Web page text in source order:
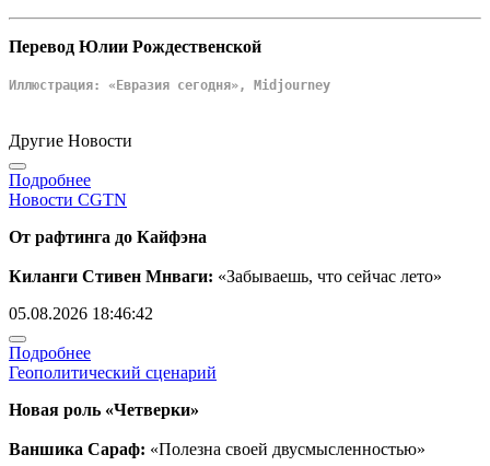
Перевод Юлии Рождественской
Иллюстрация: «Евразия сегодня», Midjourney
Другие Новости
Подробнее
Новости CGTN
От рафтинга до Кайфэна
Киланги Стивен Мнваги: «Забываешь, что сейчас лето»
05.08.2026 18:46:42
Подробнее
Геополитический сценарий
Новая роль «Четверки»
Ваншика Сараф: «Полезна своей двусмысленностью»